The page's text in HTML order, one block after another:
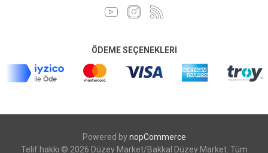
ÖDEME SEÇENEKLERI
Powered bynopCommerce
Telif hakkı © 2026 Düzey Market/Bakkal Düzey Market. Tüm